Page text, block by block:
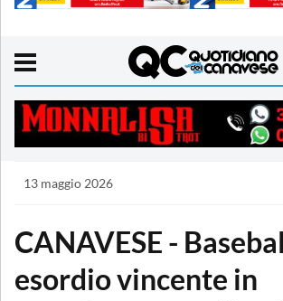
13 maggio 2026
CANAVESE -
esordio vincente in